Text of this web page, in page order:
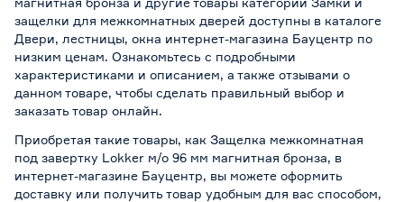
защелки для межкомнатных дверей доступны в каталоге
Двери, лестницы, окна интернет-магазина Бауцентр по
низким ценам. Ознакомьтесь с подробными
характеристиками и описанием, а также отзывами о
данном товаре, чтобы сделать правильный выбор и
заказать товар онлайн.
Приобретая такие товары, как Защелка межкомнатная
под завертку Lokker м/о 96 мм магнитная бронза, в
интернет-магазине Бауцентр, вы можете оформить
доставку или получить товар удобным для вас способом,